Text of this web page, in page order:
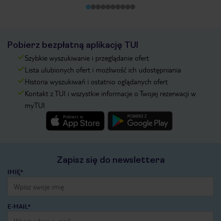
Pobierz bezpłatną aplikację TUI
Szybkie wyszukiwanie i przeglądanie ofert
Lista ulubionych ofert i możliwość ich udostępniania
Historia wyszukiwań i ostatnio oglądanych ofert
Kontakt z TUI i wszystkie informacje o Twojej rezerwacji w
myTUI
Zapisz się do newslettera
IMIĘ*
E-MAIL*